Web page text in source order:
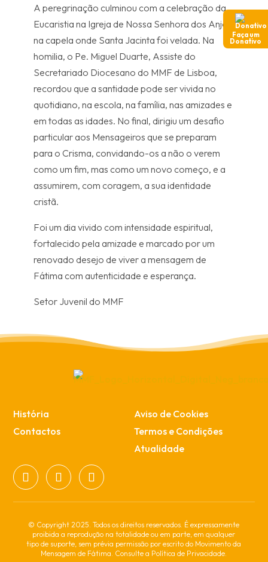
A peregrinação culminou com a celebração da
Eucaristia na Igreja de Nossa Senhora dos Anjos,
na capela onde Santa Jacinta foi velada. Na
homilia, o Pe. Miguel Duarte, Assiste do
Secretariado Diocesano do MMF de Lisboa,
recordou que a santidade pode ser vivida no
quotidiano, na escola, na família, nas amizades e
em todas as idades. No final, dirigiu um desafio
particular aos Mensageiros que se preparam
para o Crisma, convidando-os a não o verem
como um fim, mas como um novo começo, e a
assumirem, com coragem, a sua identidade
cristã.
Foi um dia vivido com intensidade espiritual,
fortalecido pela amizade e marcado por um
renovado desejo de viver a mensagem de
Fátima com autenticidade e esperança.
Setor Juvenil do MMF
História
Contactos
Aviso de Cookies
Termos e Condições
Atualidade
© Copyright 2025. Todos os direitos reservados. É expressamente
proibida a reprodução na totalidade ou em parte, em qualquer
tipo de suporte, sem prévia permissão por escrito do Movimento da
Mensagem de Fátima. Consulte a Política de Privacidade.
Faça um
Donativo